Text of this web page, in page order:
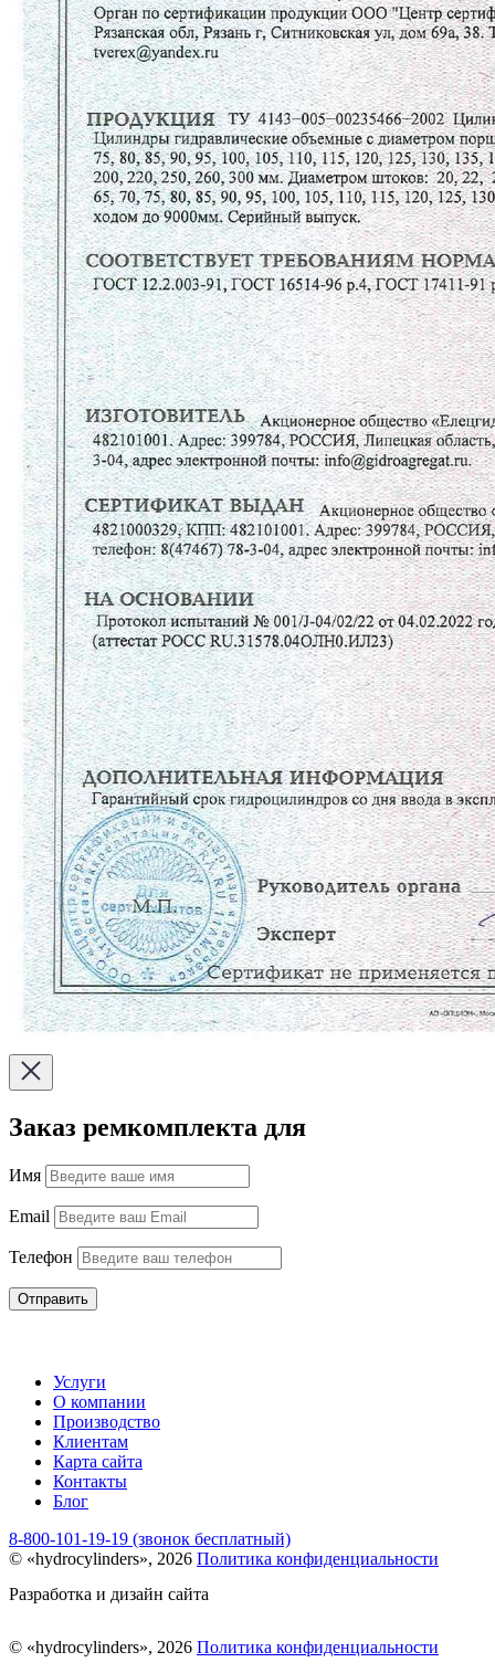
Заказ ремкомплекта для
Имя
Email
Телефон
Отправить
Услуги
О компании
Производство
Клиентам
Карта сайта
Контакты
Блог
8-800-101-19-19 (звонок бесплатный)
© «hydrocylinders», 2026 Политика конфиденциальности
Разработка и дизайн сайта
© «hydrocylinders», 2026 Политика конфиденциальности